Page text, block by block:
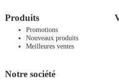
Produits
Promotions
Nouveaux produits
Meilleures ventes
Notre société